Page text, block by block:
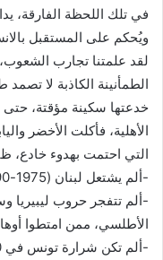
في تلك اللحظة الفارقة،
ويُحكم على المستقبل
لقد علمتنا تجارب
الطمأنينة الكاذبة لا
خدعتها سكينة مؤقتة، حتى
الأهلية، فأكلت الأخضر
التي احتمت بهدوء خادع،
-ألم يشتعل لبنان (1975-1990) على إثر شرارة نزاع فئوي تافه؟
-ألم تتفجر حروب ليبيريا
الأطلسي، ممن امتطوا